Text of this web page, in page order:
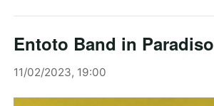
Entoto Band in Paradiso
11/02/2023, 19:00